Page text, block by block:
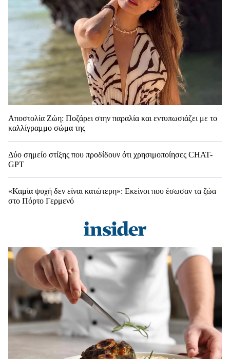
Αποστολία Ζώη: Ποζάρει στην παραλία και εντυπωσιάζει με το
καλλίγραμμο σώμα της
Δύο σημείο στίξης που προδίδουν ότι χρησιμοποίησες CHAT-
GPT
«Καμία ψυχή δεν είναι κατώτερη»: Εκείνοι που έσωσαν τα ζώα
στο Πόρτο Γερμενό